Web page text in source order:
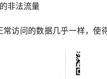
非法流量
访问的数据几乎一样，使